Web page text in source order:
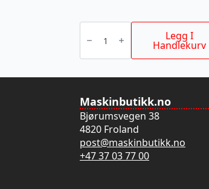
BAJONETTSAGBL
NITR
antall
Legg I
Handlekurv
Maskinbutikk.no
Bjørumsvegen 38
4820 Froland
post@maskinbutikk.no
+47 37 03 77 00